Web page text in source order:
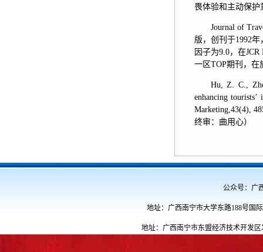
畏体验和主动保护
Journal of
版，创刊于1992
因子为9.0，在
一区TOP期刊，
Hu, Z. C.,
enhancing
Marketing,43(4),
终审：曲用心）
公众号：广西民
地址：广西南宁市大学东路188号国
地址：广西南宁市东盟经济技术开发